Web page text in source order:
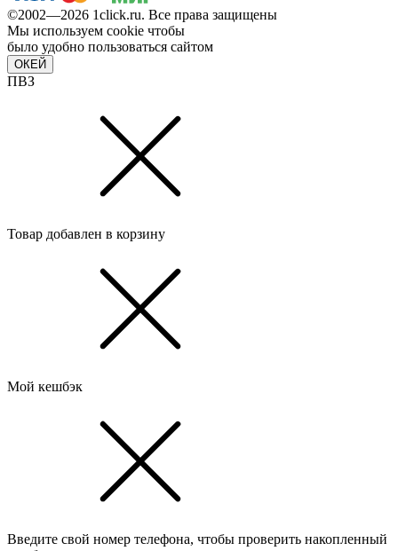
©2002—2026 1сlick.ru. Все права защищены
Мы используем cookie чтобы
было удобно пользоваться сайтом
ОКЕЙ
ПВЗ
Товар добавлен в корзину
Мой кешбэк
Введите свой номер телефона, чтобы проверить накопленный